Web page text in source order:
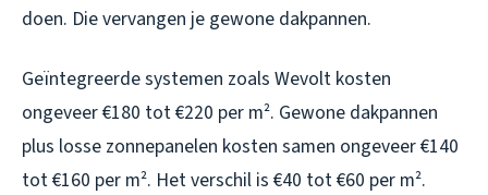
doen. Die vervangen je gewone dakpannen.
Geïntegreerde systemen zoals Wevolt kosten
ongeveer €180 tot €220 per m². Gewone dakpannen
plus losse zonnepanelen kosten samen ongeveer €140
tot €160 per m². Het verschil is €40 tot €60 per m².